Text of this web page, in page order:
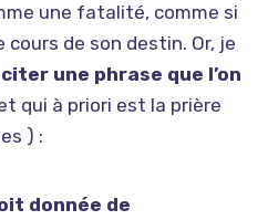
une fatalité, comme si
de son destin. Or, je
citer une phrase que l’on
qui à priori est la prière
) :
donnée de